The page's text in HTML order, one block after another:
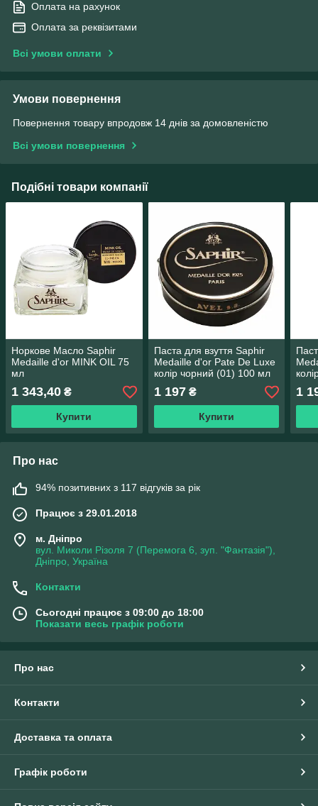
Оплата на рахунок
Оплата за реквізитами
Всі умови оплати
Умови повернення
Повернення товару впродовж 14 днів за домовленістю
Всі умови повернення
Подібні товари компанії
Норкове Масло Saphir
Medaille d'or MINK OIL 75
мл
1 343,40 ₴
Купити
Паста для взуття Saphir
Medaille d'or Pate De Luxe
колір чорний (01) 100 мл
1 197₴
Купити
мл
1
Про нас
94% позитивних з 117 відгуків за рік
Працює з 29.01.2018
м. Дніпро
вул. Миколи Різоля 7 (Перемога 6, зуп. "Фантазія"),
Дніпро, Україна
Контакти
Сьогодні працює з 09:00 до 18:00
Показати весь графік роботи
Про нас
Контакти
Доставка та оплата
Графік роботи